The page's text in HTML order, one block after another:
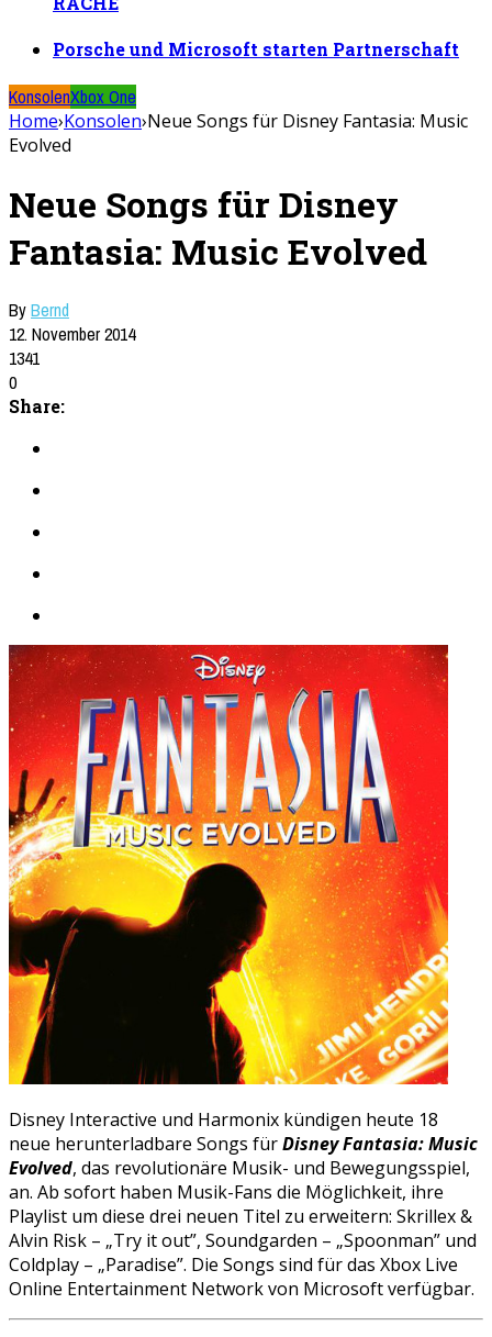
Porsche und Microsoft starten Partnerschaft
KonsolenXbox One
Home›Konsolen›Neue Songs für Disney Fantasia: Music
Evolved
Neue Songs für Disney
Fantasia: Music Evolved
ByBernd
12. November 2014
1341
0
Share:
Disney Interactive und Harmonix kündigen heute 18
neue herunterladbare Songs fürDisney Fantasia: Music
Evolved, das revolutionäre Musik- und Bewegungsspiel,
an. Ab sofort haben Musik-Fans die Möglichkeit, ihre
Playlist um diese drei neuen Titel zu erweitern: Skrillex &
Alvin Risk – „Try it out”, Soundgarden – „Spoonman” und
Coldplay – „Paradise”. Die Songs sind für das Xbox Live
Online Entertainment Network von Microsoft verfügbar.